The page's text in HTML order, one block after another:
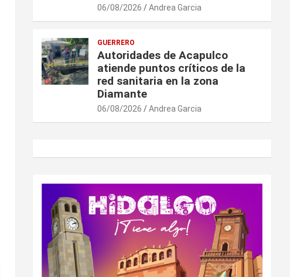
06/08/2026 Andrea Garcia
GUERRERO
Autoridades de Acapulco
atiende puntos críticos de la
red sanitaria en la zona
Diamante
06/08/2026 Andrea Garcia